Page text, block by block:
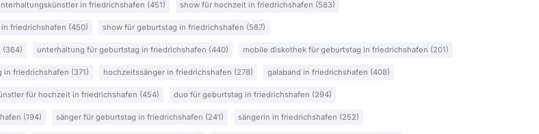
in friedrichshafen (451) show für hochzeit in friedrichshafen (583)
friedrichshafen (450) show für geburtstag in friedrichshafen (587)
(364) unterhaltung für geburtstag in friedrichshafen (440) mobile diskothek für geburtstag in friedrichshafen (201)
friedrichshafen (371) hochzeitssänger in friedrichshafen (278) galaband in friedrichshafen (408)
für hochzeit in friedrichshafen (454) duo für geburtstag in friedrichshafen (294)
(194) sänger für geburtstag in friedrichshafen (241) sängerin in friedrichshafen (252)